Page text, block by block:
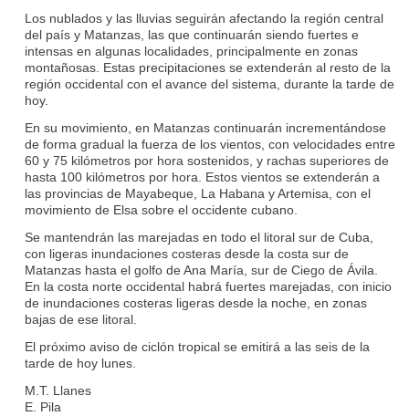
Los nublados y las lluvias seguirán afectando la región central
del país y Matanzas, las que continuarán siendo fuertes e
intensas en algunas localidades, principalmente en zonas
montañosas. Estas precipitaciones se extenderán al resto de la
región occidental con el avance del sistema, durante la tarde de
hoy.
En su movimiento, en Matanzas continuarán incrementándose
de forma gradual la fuerza de los vientos, con velocidades entre
60 y 75 kilómetros por hora sostenidos, y rachas superiores de
hasta 100 kilómetros por hora. Estos vientos se extenderán a
las provincias de Mayabeque, La Habana y Artemisa, con el
movimiento de Elsa sobre el occidente cubano.
Se mantendrán las marejadas en todo el litoral sur de Cuba,
con ligeras inundaciones costeras desde la costa sur de
Matanzas hasta el golfo de Ana María, sur de Ciego de Ávila.
En la costa norte occidental habrá fuertes marejadas, con inicio
de inundaciones costeras ligeras desde la noche, en zonas
bajas de ese litoral.
El próximo aviso de ciclón tropical se emitirá a las seis de la
tarde de hoy lunes.
M.T. Llanes
E. Pila